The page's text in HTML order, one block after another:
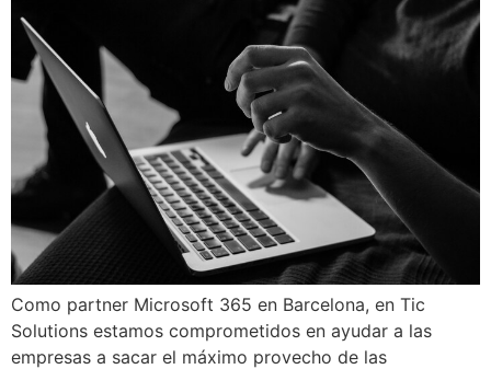
Como partner Microsoft 365 en Barcelona, en Tic
Solutions estamos comprometidos en ayudar a las
empresas a sacar el máximo provecho de las